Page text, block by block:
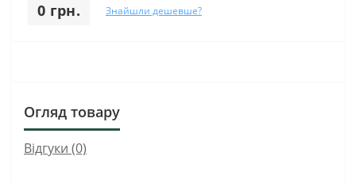
0 грн. Знайшли дешевше?
Огляд товару
Відгуки (0)